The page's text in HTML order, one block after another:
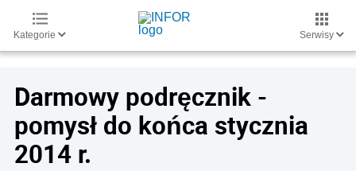
Kategorie Serwisy
Darmowy podręcznik -
pomysł do końca stycznia
2014 r.